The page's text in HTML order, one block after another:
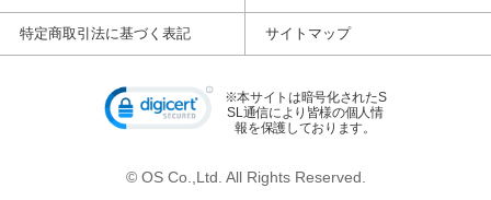
※本サイトは暗号化されたS
SL通信により皆様の個人情
報を保護しております。
特定商取引法に基づく表記 サイトマップ
© OS Co.,Ltd. All Rights Reserved.